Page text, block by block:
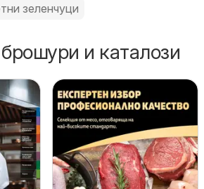
зеленчуци
и каталози